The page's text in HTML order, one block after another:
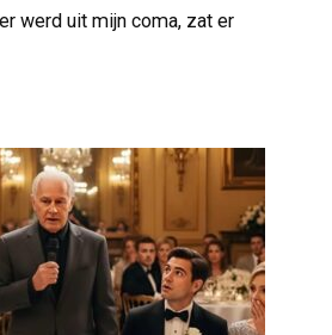
werd uit mijn coma, zat er